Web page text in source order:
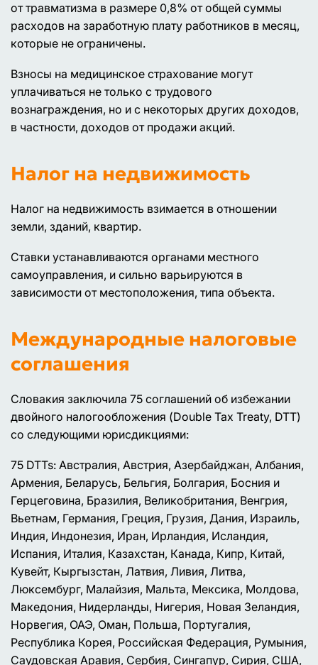
от травматизма в размере 0,8% от общей суммы
расходов на заработную плату работников в месяц,
которые не ограничены.
Взносы на медицинское страхование могут
уплачиваться не только с трудового
вознаграждения, но и с некоторых других доходов,
в частности, доходов от продажи акций.
Налог на недвижимость
Налог на недвижимость взимается в отношении
земли, зданий, квартир.
Ставки устанавливаются органами местного
самоуправления, и сильно варьируются в
зависимости от местоположения, типа объекта.
Международные налоговые
соглашения
Словакия заключила 75 соглашений об избежании
двойного налогообложения (Double Tax Treaty, DTT)
со следующими юрисдикциями:
75 DTTs: Австралия, Австрия, Азербайджан, Албания,
Армения, Беларусь, Бельгия, Болгария, Босния и
Герцеговина, Бразилия, Великобритания, Венгрия,
Вьетнам, Германия, Греция, Грузия, Дания, Израиль,
Индия, Индонезия, Иран, Ирландия, Исландия,
Испания, Италия, Казахстан, Канада, Кипр, Китай,
Кувейт, Кыргызстан, Латвия, Ливия, Литва,
Люксембург, Малайзия, Мальта, Мексика, Молдова,
Македония, Нидерланды, Нигерия, Новая Зеландия,
Норвегия, ОАЭ, Оман, Польша, Португалия,
Республика Корея, Российская Федерация, Румыния,
Саудовская Аравия, Сербия, Сингапур, Сирия, США,